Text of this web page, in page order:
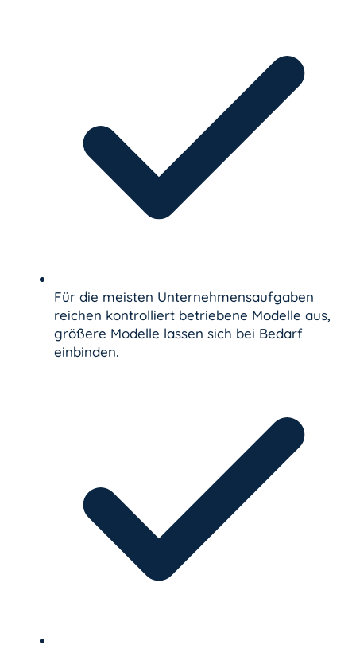
Für die meisten Unternehmensaufgaben
reichen kontrolliert betriebene Modelle aus,
größere Modelle lassen sich bei Bedarf
einbinden.